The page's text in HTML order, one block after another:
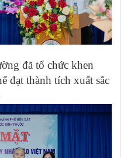
đã tổ chức khen
đạt thành tích xuất sắc